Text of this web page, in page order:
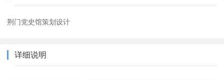
荆门党史馆策划设计
详细说明